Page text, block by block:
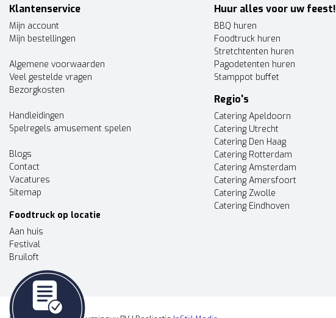
Klantenservice
Mijn account
Mijn bestellingen
Algemene voorwaarden
Veel gestelde vragen
Bezorgkosten
Handleidingen
Spelregels amusement spelen
Blogs
Contact
Vacatures
Sitemap
Foodtruck op locatie
Aan huis
Festival
Bruiloft
Huur alles voor uw feest!
BBQ huren
Foodtruck huren
Stretchtenten huren
Pagodetenten huren
Stamppot buffet
Regio's
Catering Apeldoorn
Catering Utrecht
Catering Den Haag
Catering Rotterdam
Catering Amsterdam
Catering Amersfoort
Catering Zwolle
Catering Eindhoven